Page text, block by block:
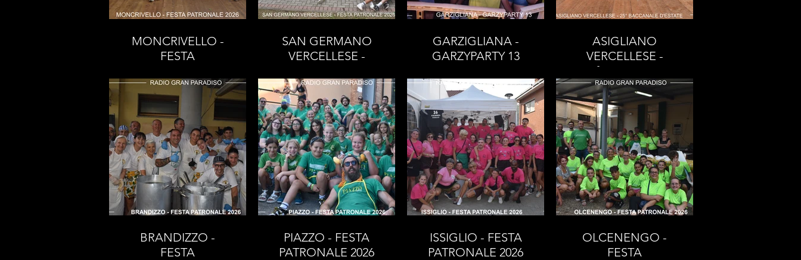
MONCRIVELLO -
FESTA
SAN GERMANO
VERCELLESE -
PATRONALE 2026
GARZIGLIANA -
GARZYPARTY 13
ASIGLIANO
VERCELLESE -
25°SAGRA DEL
BACCANALE
D'ESTATE 2026
BRANDIZZO -
FESTA
PIAZZO - FESTA
PATRONALE 2026
ISSIGLIO - FESTA
PATRONALE 2026
OLCENENGO -
FESTA